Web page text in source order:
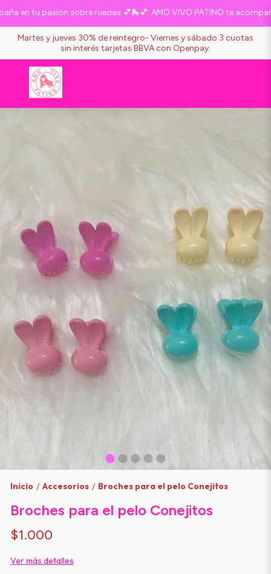
en tu pasión sobre ruedas 💕🛼💕 AMO VIVO PATINO te
Martes y jueves 30% de reintegro- Viernes y sábado 3 cuotas
sin interés tarjetas BBVA con Openpay.
Inicio / Accesorios / Broches para el pelo Conejitos
Broches para el pelo Conejitos
$1.000
Ver más detalles